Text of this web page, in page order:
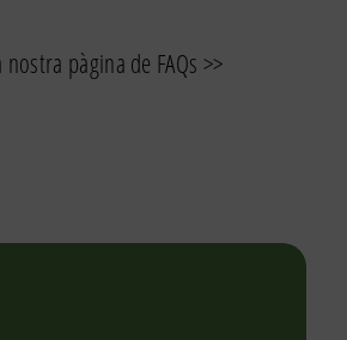
pàgina de FAQs >>